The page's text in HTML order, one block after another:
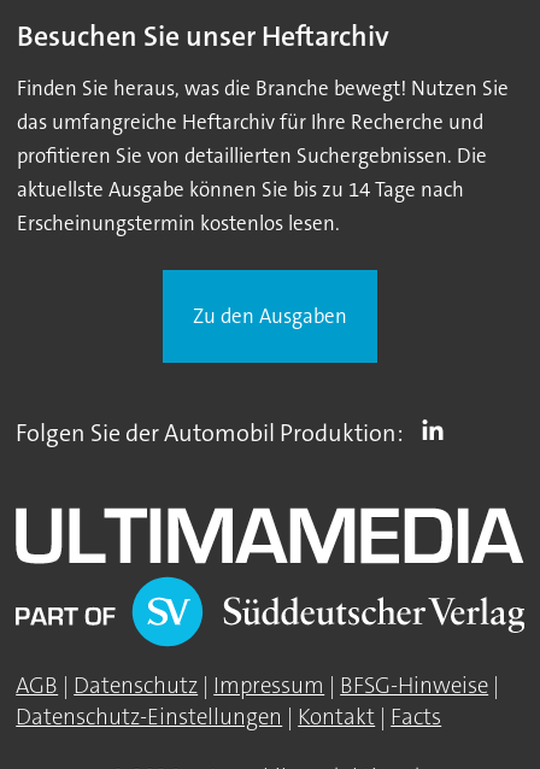
Besuchen Sie unser Heftarchiv
Finden Sie heraus, was die Branche bewegt! Nutzen Sie
das umfangreiche Heftarchiv für Ihre Recherche und
profitieren Sie von detaillierten Suchergebnissen. Die
aktuellste Ausgabe können Sie bis zu 14 Tage nach
Erscheinungstermin kostenlos lesen.
Zu den Ausgaben
Folgen Sie der Automobil Produktion:
AGB | Datenschutz | Impressum | BFSG-Hinweise |
Datenschutz-Einstellungen | Kontakt | Facts